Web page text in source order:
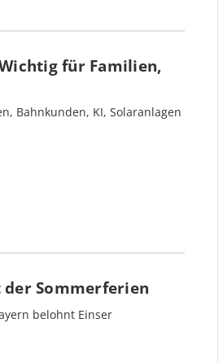
für Familien,
Bahnkunden, KI, Solaranlagen
Sommerferien
belohnt Einser